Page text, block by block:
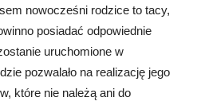
nowocześni rodzice to tacy,
posiadać odpowiednie
uruchomione w
pozwalało na realizację jego
które nie należą ani do